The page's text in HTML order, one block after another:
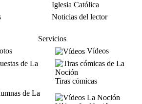
Iglesia Católica
Noticias del lector
Servicios
Vídeos
Tiras cómicas